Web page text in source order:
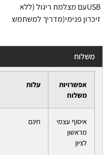
USBעם מצלמת ריגול (ללא
זיכרון פנימי(מדריך למשתמש
משלוח
אפשרויות
משלוח
עלות
איסוף עצמי
מראשון
לציון
חינם